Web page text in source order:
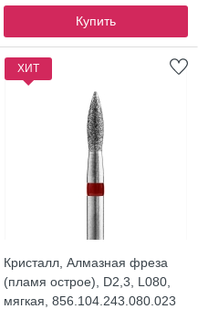
Купить
ХИТ
Кристалл, Алмазная фреза
(пламя острое), D2,3, L080,
мягкая, 856.104.243.080.023